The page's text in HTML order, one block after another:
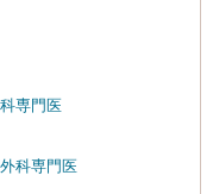
専門医
科専門医